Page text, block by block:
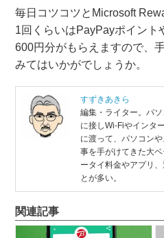
毎日コツコツとMicrosoft
1回くらいはPayPayポイント
600円分がもらえますので、
みてはいかがでしょうか。
すずきあきら
編集・ライター。パ
に接しWi-Fiやインタ
に渡って、パソコン
事を手がけてきた大
ータイ料金やアプリ
とが多い。
関連記事